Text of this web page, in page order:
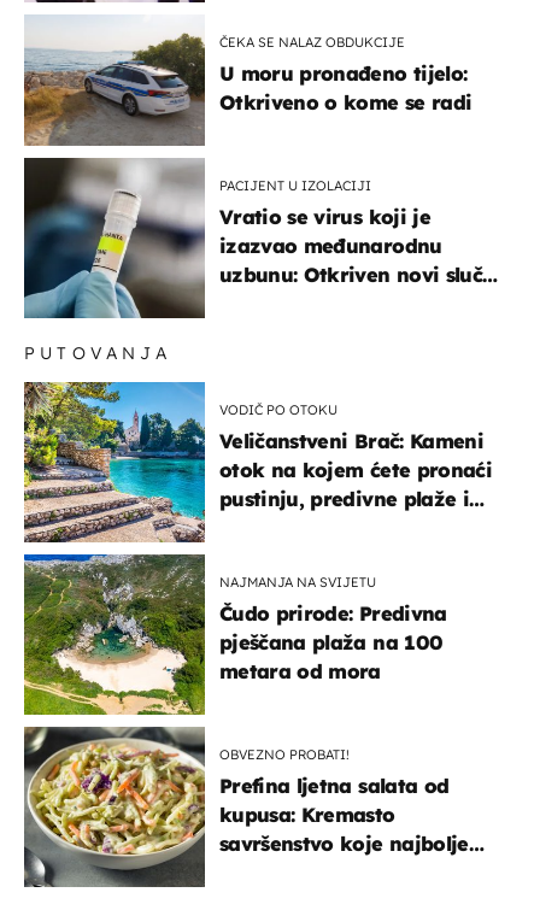
ČEKA SE NALAZ OBDUKCIJE
U moru pronađeno tijelo:
Otkriveno o kome se radi
PACIJENT U IZOLACIJI
Vratio se virus koji je
izazvao međunarodnu
uzbunu: Otkriven novi slučaj
PUTOVANJA
VODIČ PO OTOKU
Veličanstveni Brač: Kameni
otok na kojem ćete pronaći
pustinju, predivne plaže i
NAJMANJA NA SVIJETU
Čudo prirode: Predivna
pješčana plaža na 100
metara od mora
OBVEZNO PROBATI!
Prefina ljetna salata od
kupusa: Kremasto
savršenstvo koje najbolje